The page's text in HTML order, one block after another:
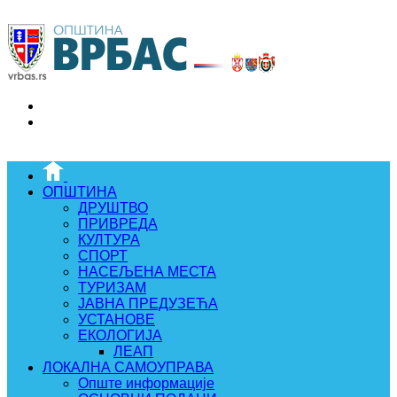
ОПШТИНА
ДРУШТВО
ПРИВРЕДА
КУЛТУРА
СПОРТ
НАСЕЉЕНА МЕСТА
ТУРИЗАМ
ЈАВНА ПРЕДУЗЕЋА
УСТАНОВЕ
ЕКОЛОГИЈА
ЛЕАП
ЛОКАЛНА САМОУПРАВА
Опште информације